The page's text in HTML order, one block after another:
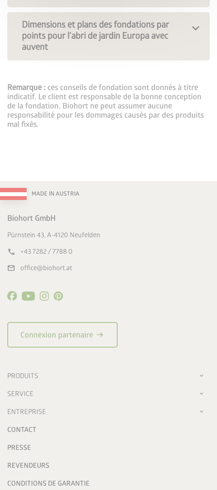
Dimensions et plans des fondations par
points pour l’abri de jardin Europa avec
auvent
Remarque : ces conseils de fondation sont donnés à titre
indicatif. Le client est responsable de la bonne conception
de la fondation. Biohort ne peut assumer aucune
responsabilité pour les dommages causés par des produits
mal fixés.
MADE IN AUSTRIA
Biohort GmbH
Pürnstein 43, A-4120 Neufelden
call +43 7282 / 7788 0
mail office@biohort.at
Connexion partenaire arrow_right_alt
PRODUITS
SERVICE
ENTREPRISE
CONTACT
PRESSE
REVENDEURS
CONDITIONS DE GARANTIE